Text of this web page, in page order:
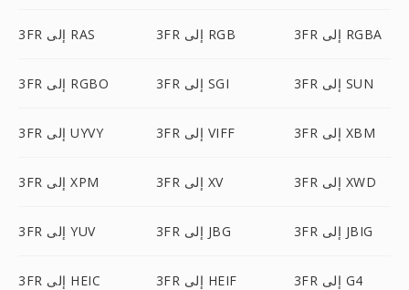
3FR إلى RAS 3FR إلى RGB 3FR إلى RGBA
3FR إلى RGBO 3FR إلى SGI 3FR إلى SUN
3FR إلى UYVY 3FR إلى VIFF 3FR إلى XBM
3FR إلى XPM 3FR إلى XV 3FR إلى XWD
3FR إلى YUV 3FR إلى JBG 3FR إلى JBIG
3FR إلى HEIC 3FR إلى HEIF 3FR إلى G4